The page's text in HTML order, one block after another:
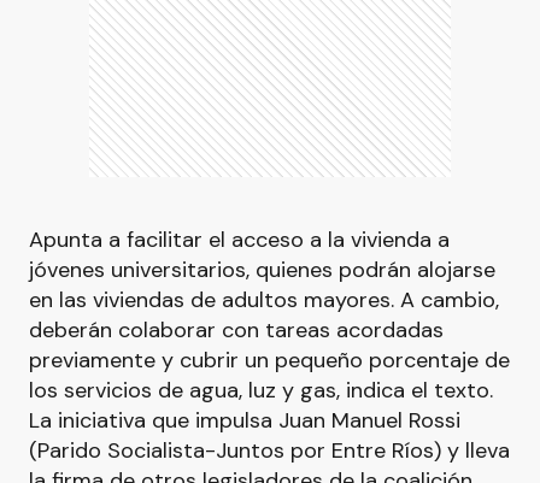
Apunta a facilitar el acceso a la vivienda a
jóvenes universitarios, quienes podrán alojarse
en las viviendas de adultos mayores. A cambio,
deberán colaborar con tareas acordadas
previamente y cubrir un pequeño porcentaje de
los servicios de agua, luz y gas, indica el texto.
La iniciativa que impulsa Juan Manuel Rossi
(Parido Socialista-Juntos por Entre Ríos) y lleva